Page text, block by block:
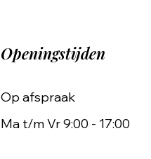
Openingstijden
Op afspraak
Ma t/m Vr 9:00 - 17:00